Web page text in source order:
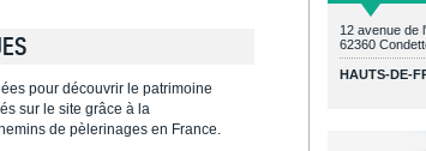
pour découvrir le patrimoine
sur le site grâce à la
de pèlerinages en France.
12 avenue de
62360
HAUTS-DE-